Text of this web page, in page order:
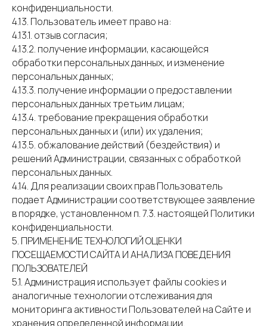
конфиденциальности.
4.13. Пользователь имеет право на:
4.13.1. отзыв согласия;
4.13.2. получение информации, касающейся
обработки персональных данных, и изменение
персональных данных;
4.13.3. получение информации о предоставлении
персональных данных третьим лицам;
4.13.4. требование прекращения обработки
персональных данных и (или) их удаления;
4.13.5. обжалование действий (бездействия) и
решений Администрации, связанных с обработкой
персональных данных.
4.14. Для реализации своих прав Пользователь
подает Администрации соответствующее заявление
в порядке, установленном п. 7.3. настоящей Политики
конфиденциальности.
5. ПРИМЕНЕНИЕ ТЕХНОЛОГИЙ ОЦЕНКИ
ПОСЕЩАЕМОСТИ САЙТА И АНАЛИЗА ПОВЕДЕНИЯ
ПОЛЬЗОВАТЕЛЕЙ
5.1. Администрация использует файлы cookies и
аналогичные технологии отслеживания для
мониторинга активности Пользователей на Сайте и
хранения определенной информации.